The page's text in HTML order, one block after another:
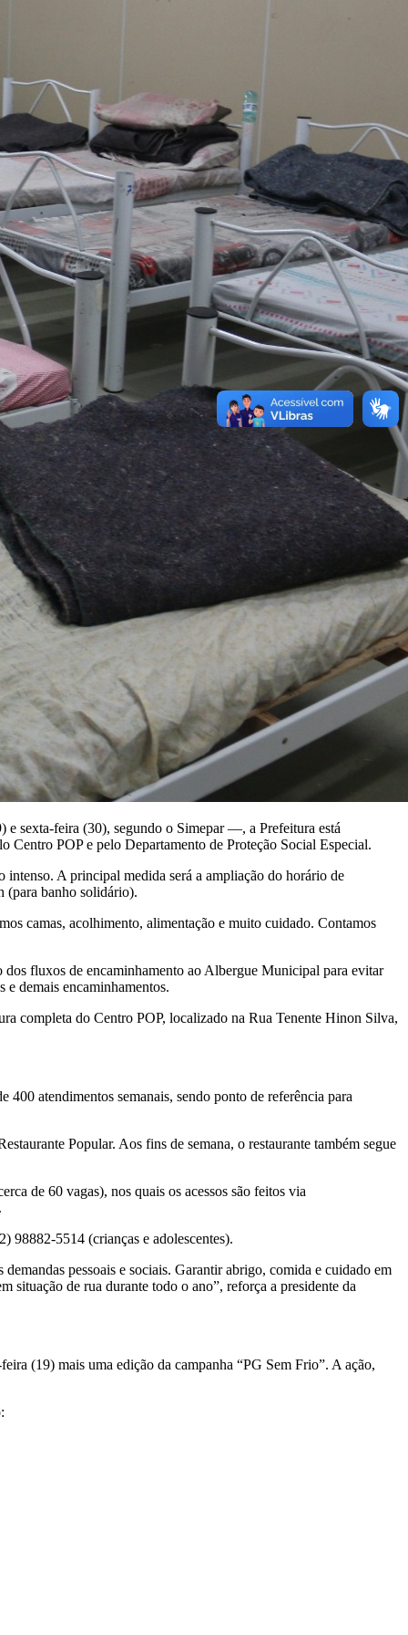
e sexta-feira (30), segundo o Simepar —, a Prefeitura está
Centro POP e pelo Departamento de Proteção Social Especial.
A principal medida será a ampliação do horário de
(para banho solidário).
camas, acolhimento, alimentação e muito cuidado. Contamos
dos fluxos de encaminhamento ao Albergue Municipal para evitar
e demais encaminhamentos.
completa do Centro POP, localizado na Rua Tenente Hinon Silva,
atendimentos semanais, sendo ponto de referência para
Popular. Aos fins de semana, o restaurante também segue
de 60 vagas), nos quais os acessos são feitos via
98882-5514 (crianças e adolescentes).
pessoais e sociais. Garantir abrigo, comida e cuidado em
situação de rua durante todo o ano”, reforça a presidente da
(19) mais uma edição da campanha “PG Sem Frio”. A ação,